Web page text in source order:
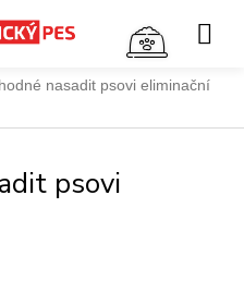
nasadit psovi eliminační
psovi